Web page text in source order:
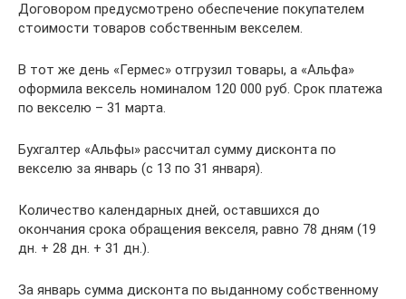
Договором предусмотрено обеспечение покупателем
стоимости товаров собственным векселем.
В тот же день «Гермес» отгрузил товары, а «Альфа»
оформила вексель номиналом 120 000 руб. Срок платежа
по векселю – 31 марта.
Бухгалтер «Альфы» рассчитал сумму дисконта по
векселю за январь (с 13 по 31 января).
Количество календарных дней, оставшихся до
окончания срока обращения векселя, равно 78 дням (19
дн. + 28 дн. + 31 дн.).
За январь сумма дисконта по выданному собственному